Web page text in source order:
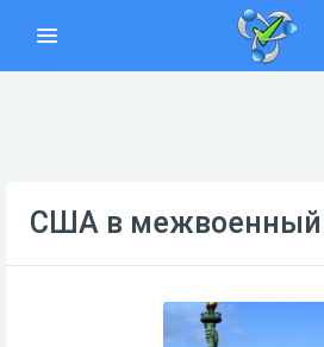
США в межвоенный